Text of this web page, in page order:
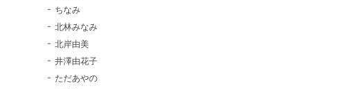
ちなみ
北林みなみ
北岸由美
井澤由花子
ただあやの